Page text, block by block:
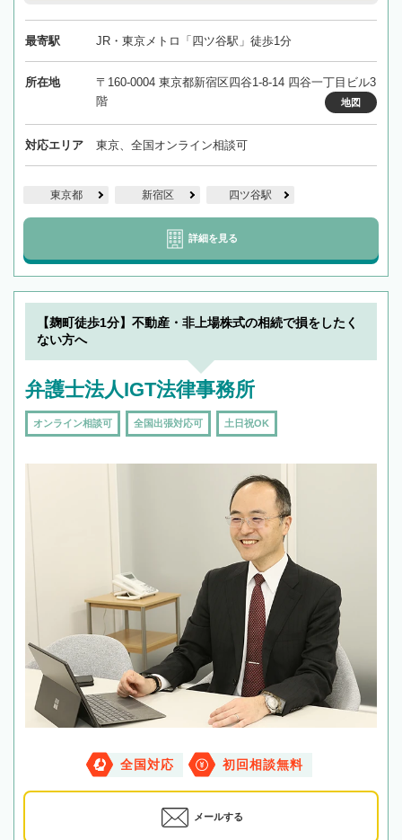
最寄駅 JR・東京メトロ「四ツ谷駅」徒歩1分
所在地
〒160-0004 東京都新宿区四谷1-8-14 四谷一丁目ビル3
階
地図
対応エリア 東京、全国オンライン相談可
東京都 新宿区 四ツ谷駅
詳細を見る
【麹町徒歩1分】不動産・非上場株式の相続で損をしたく
ない方へ
弁護士法人IGT法律事務所
オンライン相談可 全国出張対応可 土日祝OK
全国対応 初回相談無料
メールする